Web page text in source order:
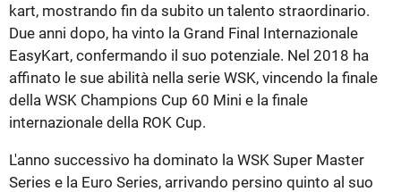
kart, mostrando fin da subito un talento straordinario.
Due anni dopo, ha vinto la Grand Final Internazionale
EasyKart, confermando il suo potenziale. Nel 2018 ha
affinato le sue abilità nella serie WSK, vincendo la finale
della WSK Champions Cup 60 Mini e la finale
internazionale della ROK Cup.
L'anno successivo ha dominato la WSK Super Master
Series e la Euro Series, arrivando persino quinto al suo